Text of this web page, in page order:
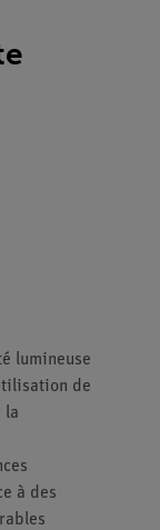
lumineuse
de
la
à des